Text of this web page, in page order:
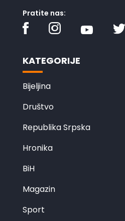
Pratite nas:
KATEGORIJE
Bijeljina
Društvo
Republika Srpska
Hronika
BiH
Magazin
Sport